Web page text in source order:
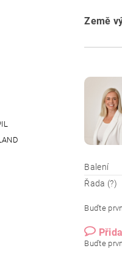
Země
Balení
Řada (?)
Buďte
Buďte